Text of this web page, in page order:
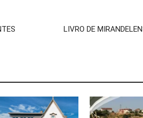
LIVRO DE